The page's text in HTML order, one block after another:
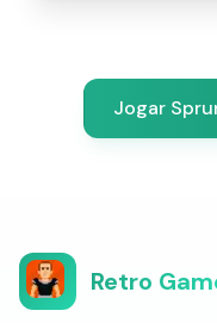
Jogar
Retro